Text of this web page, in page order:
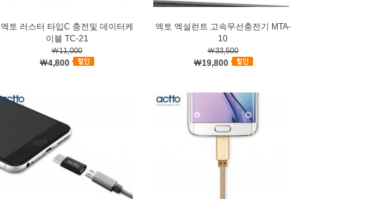
엑토 러스터 타입C 충전및 데이터케
이블 TC-21
￦11,000
￦4,800
엑토 엑설런트 고속무선충전기 MTA-
10
￦33,500
￦19,800